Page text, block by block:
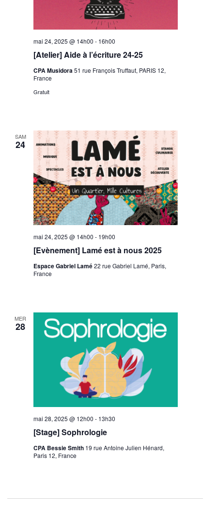
[Atelier] Aide à l’écriture 24-25
mai 24, 2025 @ 14h00 - 16h00
CPA Musidora51 rue François Truffaut, PARIS 12,
France
Gratuit
SAM
24
[Evènement] Lamé est à nous 2025
mai 24, 2025 @ 14h00 - 19h00
Espace Gabriel Lamé22 rue Gabriel Lamé, Paris,
France
MER
28
[Stage] Sophrologie
mai 28, 2025 @ 12h00 - 13h30
CPA Bessie Smith 19 rue Antoine Julien Hénard,
Paris 12, France